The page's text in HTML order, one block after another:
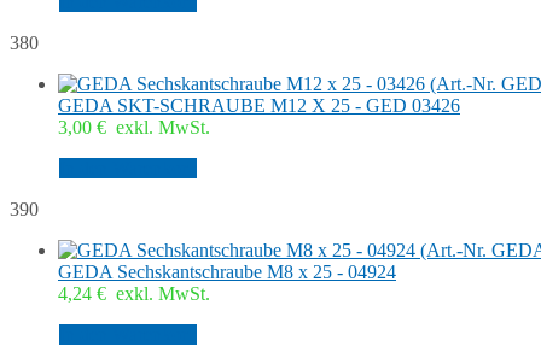
380
GEDA SKT-SCHRAUBE M12 X 25 - GED 03426
3,00 € exkl. MwSt.
390
GEDA Sechskantschraube M8 x 25 - 04924
4,24 € exkl. MwSt.